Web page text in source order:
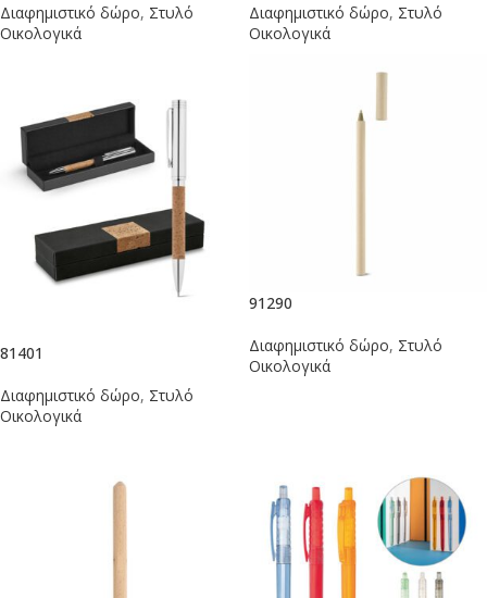
Διαφημιστικό δώρο, Στυλό
Οικολογικά
Διαφημιστικό δώρο, Στυλό
Οικολογικά
81401
Διαφημιστικό δώρο, Στυλό
Οικολογικά
91290
Διαφημιστικό δώρο, Στυλό
Οικολογικά